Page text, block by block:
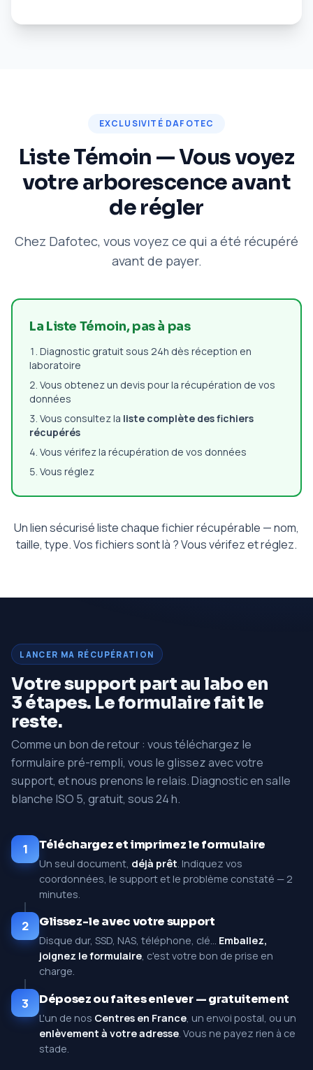
EXCLUSIVITÉ DAFOTEC
Liste Témoin — Vous voyez
votre arborescence avant
de régler
Chez Dafotec, vous voyez ce qui a été récupéré
avant de payer.
La Liste Témoin, pas à pas
Diagnostic gratuit sous 24h dès réception en
laboratoire
Vous obtenez un devis pour la récupération de vos
données
Vous consultez la liste complète des fichiers
récupérés
Vous vérifez la récupération de vos données
Vous réglez
Un lien sécurisé liste chaque fichier récupérable — nom,
taille, type. Vos fichiers sont là ? Vous vérifez et réglez.
LANCER MA RÉCUPÉRATION
Votre support part au labo en
3 étapes. Le formulaire fait le
reste.
Comme un bon de retour : vous téléchargez le
formulaire pré-rempli, vous le glissez avec votre
support, et nous prenons le relais. Diagnostic en salle
blanche ISO 5, gratuit, sous 24 h.
1 Téléchargez et imprimez le formulaire
Un seul document, déjà prêt. Indiquez vos
coordonnées, le support et le problème constaté — 2
minutes.
2 Glissez-le avec votre support
Disque dur, SSD, NAS, téléphone, clé… Emballez,
joignez le formulaire, c'est votre bon de prise en
charge.
3 Déposez ou faites enlever — gratuitement
L'un de nos Centres en France , un envoi postal, ou un
enlèvement à votre adresse . Vous ne payez rien à ce
stade.